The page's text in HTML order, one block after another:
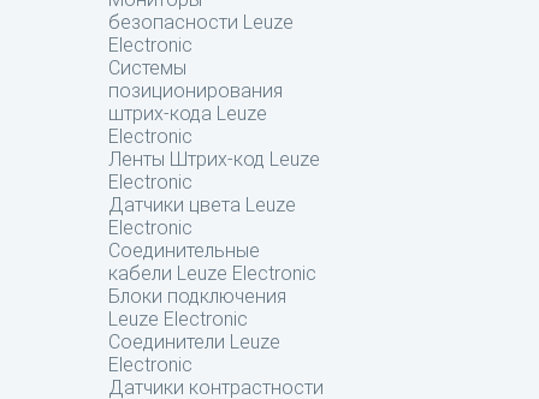
безопасности Leuze
Electronic
Системы
позиционирования
штрих-кода Leuze
Electronic
Ленты Штрих-код Leuze
Electronic
Датчики цвета Leuze
Electronic
Соединительные
кабели Leuze Electronic
Блоки подключения
Leuze Electronic
Соединители Leuze
Electronic
Датчики контрастности